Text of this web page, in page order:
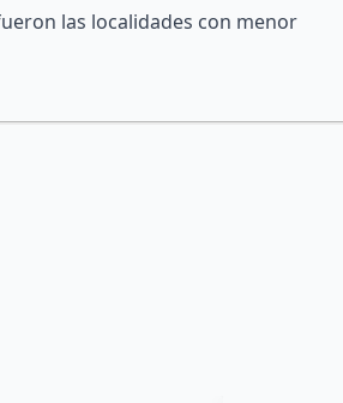
las localidades con menor